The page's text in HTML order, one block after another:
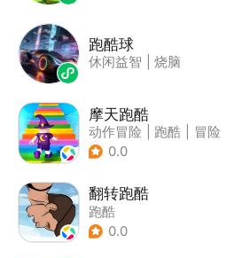
跑酷球
休闲益智 烧脑
摩天跑酷
动作冒险 跑酷
冒险
| 横版过关
0.0
翻转跑酷
跑酷
0.0